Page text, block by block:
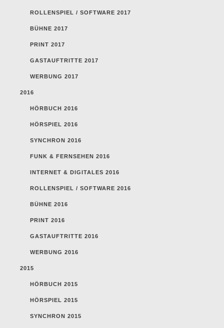
ROLLENSPIEL / SOFTWARE 2017
BÜHNE 2017
PRINT 2017
GASTAUFTRITTE 2017
WERBUNG 2017
2016
HÖRBUCH 2016
HÖRSPIEL 2016
SYNCHRON 2016
FUNK & FERNSEHEN 2016
INTERNET & DIGITALES 2016
ROLLENSPIEL / SOFTWARE 2016
BÜHNE 2016
PRINT 2016
GASTAUFTRITTE 2016
WERBUNG 2016
2015
HÖRBUCH 2015
HÖRSPIEL 2015
SYNCHRON 2015